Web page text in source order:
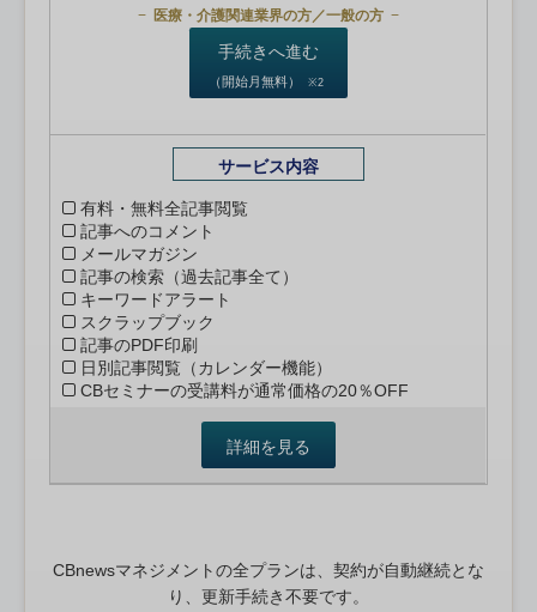
医療・介護関連業界の方／一般の方
手続きへ進む
（開始月無料） ※2
サービス内容
有料・無料全記事閲覧
記事へのコメント
メールマガジン
記事の検索（過去記事全て）
キーワードアラート
スクラップブック
記事のPDF印刷
日別記事閲覧（カレンダー機能）
CBセミナーの受講料が通常価格の20％OFF
詳細を見る
CBnewsマネジメントの全プランは、契約が自動継続とな
り、更新手続き不要です。